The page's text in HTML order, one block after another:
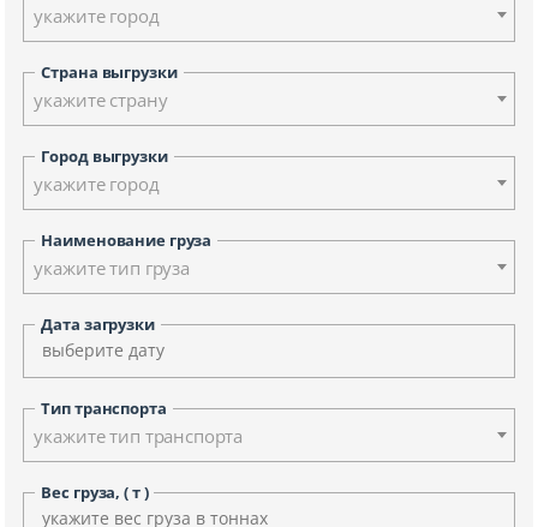
укажите город
Страна выгрузки
укажите страну
Город выгрузки
укажите город
Наименование груза
укажите тип груза
Дата загрузки
Тип транспорта
укажите тип транспорта
Вес груза, ( т )